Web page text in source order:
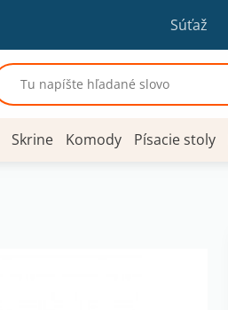
Súťaž
Skrine Komody Písacie stoly